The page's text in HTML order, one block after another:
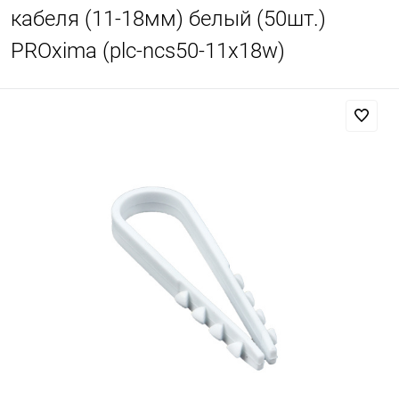
кабеля (11-18мм) белый (50шт.)
PROxima (plc-ncs50-11x18w)